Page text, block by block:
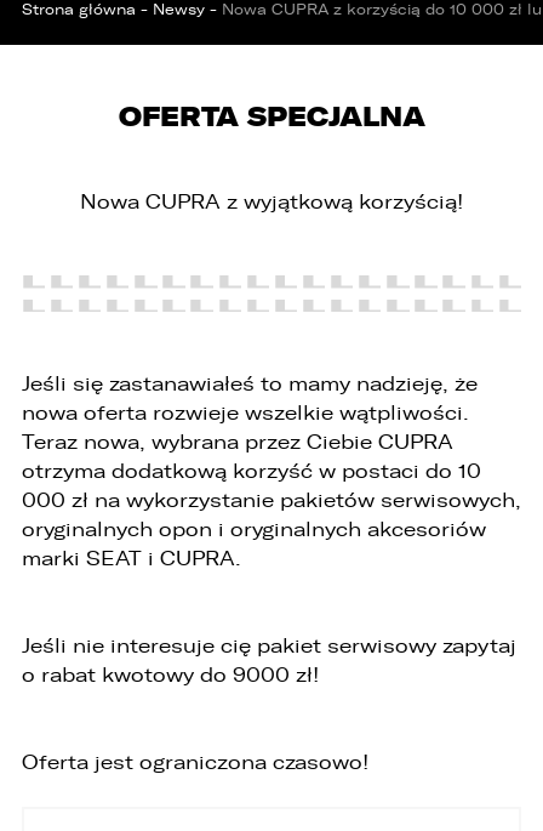
Strona główna - Newsy - Nowa CUPRA z korzyścią do 10 000 zł
OFERTA SPECJALNA
Nowa CUPRA z wyjątkową korzyścią!
Jeśli się zastanawiałeś to mamy nadzieję, że
nowa oferta rozwieje wszelkie wątpliwości.
Teraz nowa, wybrana przez Ciebie CUPRA
otrzyma dodatkową korzyść w postaci do 10
000 zł na wykorzystanie pakietów serwisowych,
oryginalnych opon i oryginalnych akcesoriów
marki SEAT i CUPRA.
Jeśli nie interesuje cię pakiet serwisowy zapytaj
o rabat kwotowy do 9000 zł!
Oferta jest ograniczona czasowo!
Audi Q7 45 TDI quattro.
ZASTĄP
ZASTĄP
FACEBOOK
WHATSAPP
EMAIL
SKOPIUJ LINK